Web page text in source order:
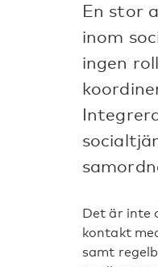
En stor
inom
ingen
Det är inte
kontakt
samt